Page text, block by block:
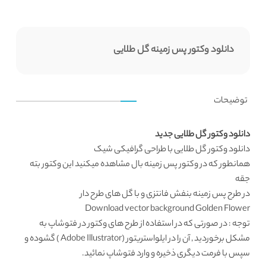
دانلود وکتور پس زمینه گل طلایی
توضیحات
دانلود وکتور گل طلایی جدید
دانلود وکتورگل طلایی با طراحی گرافیکی شیک
همانطور که دروکتور پس زمینهبال مشاهده میکنید اینوکتور بته
جقه
در طرح پس زمینه بنفش فانتزی و با گل های طرح دار
Download vector background Golden Flower
توجه : در صورتی که در استفاده از طرح های وکتور در فتوشاپ به
مشکل برخوردید , آن را در ایلواستریتور (Adobe Illustrator ) گشوده و
سپس با فرمت دیگری ذخیره و وارد فتوشاپ نمائید.